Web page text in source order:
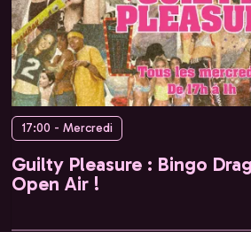
17:00 - Mercredi
Guilty Pleasure : Bingo
Open Air !